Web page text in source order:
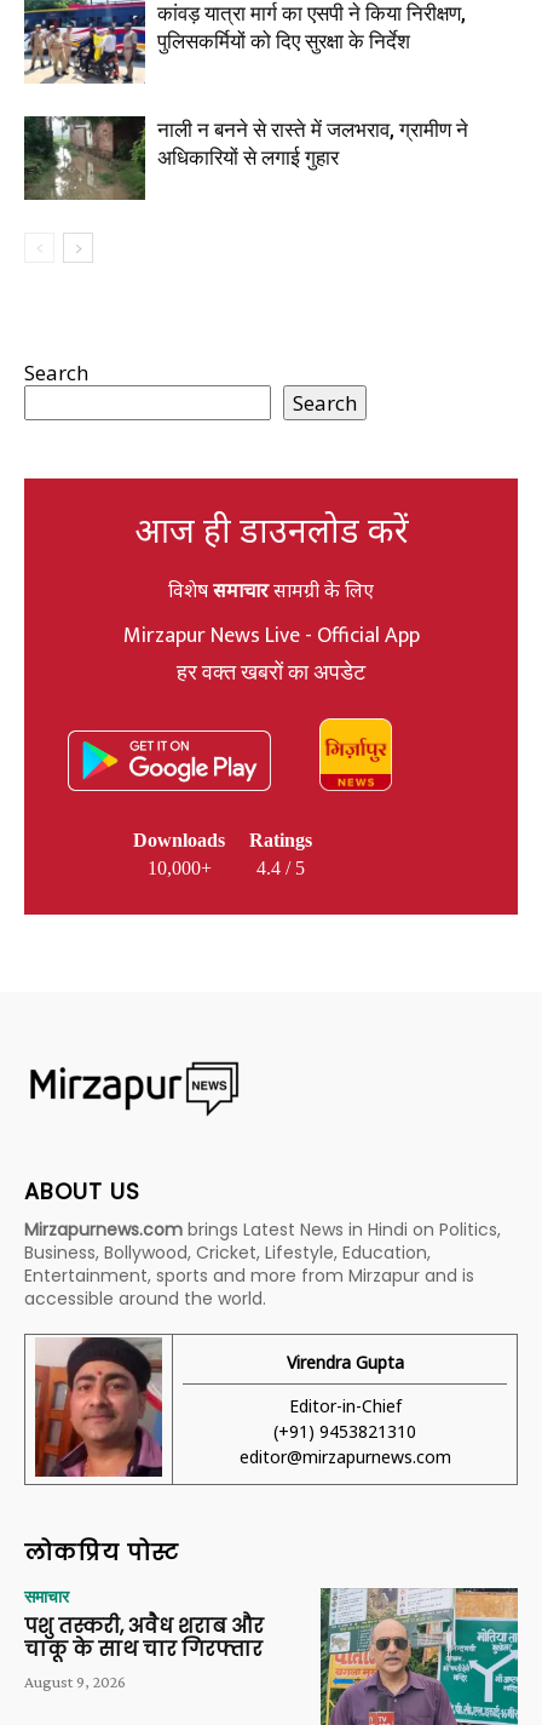
कांवड़ यात्रा मार्ग का एसपी ने किया निरीक्षण,
पुलिसकर्मियों को दिए सुरक्षा के निर्देश
नाली न बनने से रास्ते में जलभराव, ग्रामीण ने
अधिकारियों से लगाई गुहार
Search
Search
आज ही डाउनलोड करें
विशेषसमाचारसामग्री के लिए
Mirzapur News Live - Official App
हर वक्त खबरों का अपडेट
Downloads
10,000+
Ratings
4.4 / 5
ABOUT US
Mirzapurnews.com brings Latest News in Hindi on Politics,
Business, Bollywood, Cricket, Lifestyle, Education,
Entertainment, sports and more from Mirzapur and is
accessible around the world.
Virendra Gupta
Editor-in-Chief
(+91) 9453821310
editor@mirzapurnews.com
लोकप्रिय पोस्ट
समाचार
पशु तस्करी, अवैध शराब और
चाकू के साथ चार गिरफ्तार
August 9, 2026